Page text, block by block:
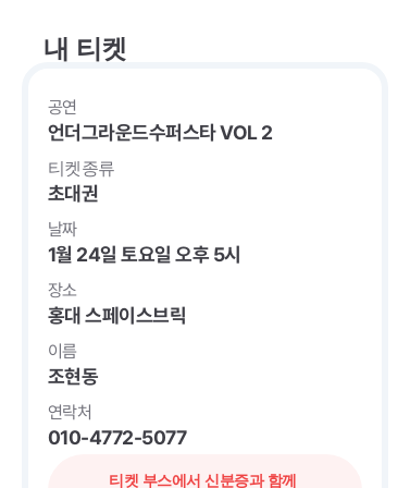
내 티켓
공연
언더그라운드수퍼스타 VOL 2
티켓종류
초대권
날짜
1월 24일 토요일 오후 5시
장소
홍대 스페이스브릭
이름
조현동
연락처
010-4772-5077
티켓 부스에서 신분증과 함께